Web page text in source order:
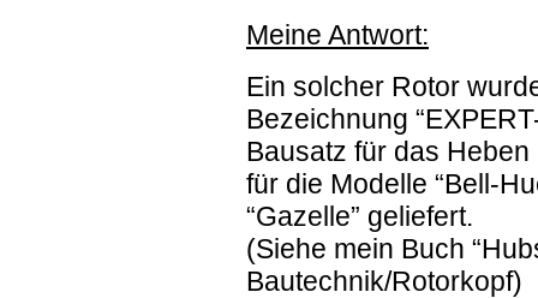
Meine Antwort:
Ein solcher Rotor
Bezeichnung
Bausatz für das
für die Modelle “Bell-
“Gazelle” geliefert.
(Siehe mein Buch
Bautechnik/Rotorkopf)